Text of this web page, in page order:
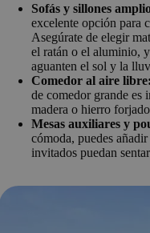
Sofás y sillones
excelente opción para
Asegúrate de elegir
el ratán o el aluminio,
aguanten el sol y la
Comedor al aire libre:
de comedor grande es
madera o hierro
Mesas auxiliares y
cómoda, puedes
invitados puedan